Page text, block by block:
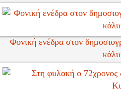
Φονική ενέδρα στον